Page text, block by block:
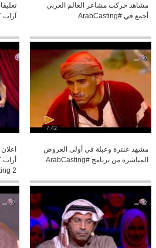
مشاهد حركت مشاعر العالم العربي
أجمع في #ArabCasting
آراب
7:42
مشهد عنترة وعبلة في أولى العروض
المباشرة من برنامج #ArabCasting
2